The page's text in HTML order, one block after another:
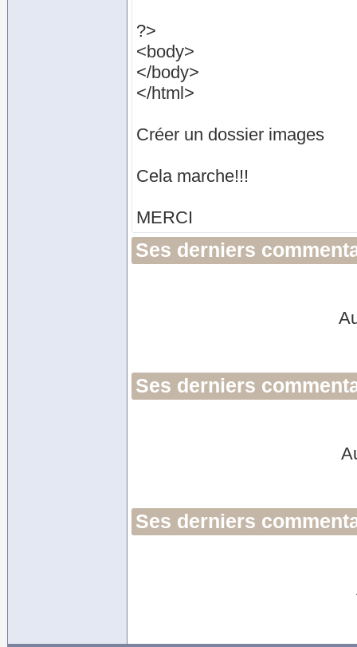
?>
<body>
</body>
</html>
Créer un dossier images
Cela marche!!!
MERCI
Ses derniers
Ses derniers
Ses derniers